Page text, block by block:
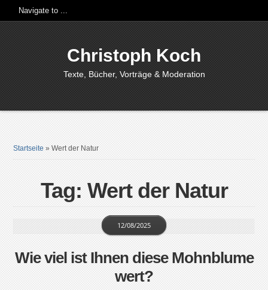
Christoph Koch
Texte, Bücher, Vorträge & Moderation
Startseite »Wert der Natur
Tag: Wert der Natur
Wie viel ist Ihnen diese Mohnblume
wert?
12/08/2025